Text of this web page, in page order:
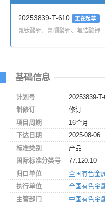
20253839-T-610 正在起草
氟钛酸钾、氟硼酸钾、氟锆酸钾
基础信息
计划号
20253839-T-
制修订
修订
项目周期
16个月
下达日期
2025-08-06
标准类别
产品
国际标准分类号
77.120.10
归口单位
全国有色金
执行单位
全国有色金
主管部门
中国有色金